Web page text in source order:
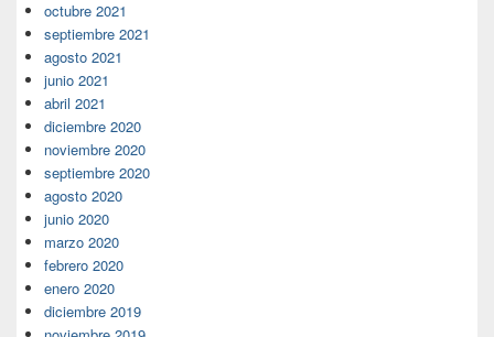
octubre 2021
septiembre 2021
agosto 2021
junio 2021
abril 2021
diciembre 2020
noviembre 2020
septiembre 2020
agosto 2020
junio 2020
marzo 2020
febrero 2020
enero 2020
diciembre 2019